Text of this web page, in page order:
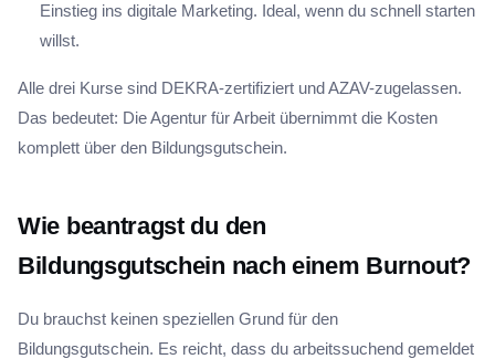
Einstieg ins digitale Marketing. Ideal, wenn du schnell starten
willst.
Alle drei Kurse sind DEKRA-zertifiziert und AZAV-zugelassen.
Das bedeutet: Die Agentur für Arbeit übernimmt die Kosten
komplett über den Bildungsgutschein.
Wie beantragst du den
Bildungsgutschein nach einem Burnout?
Du brauchst keinen speziellen Grund für den
Bildungsgutschein. Es reicht, dass du arbeitssuchend gemeldet